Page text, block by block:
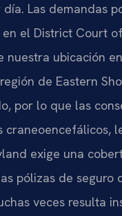
Las demandas
el District Court
ubicación
de Eastern
por lo que las
exige una
pólizas de seguro
veces resulta